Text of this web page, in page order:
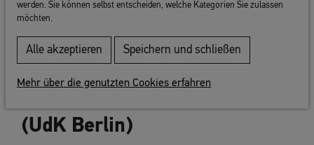
Zurück zur Liste
(UdK Berlin)
werden. Sie können selbst entscheiden, welche Kategorien Sie zulassen
möchten.
Alle akzeptieren Speichern und schließen
Mehr über die genutzten Cookies erfahren